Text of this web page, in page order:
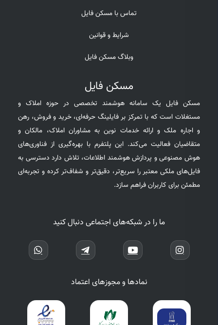
تماس با مسکن فایل
شرایط و قوانین
وبلاگ مسکن فایل
مسکن فایل
مسکن فایل یک سامانه هوشمند تخصصی در حوزه املاک و
مستغلات است که با تمرکز بر فایلینگ حرفه‌ای، خرید و فروش، رهن
و اجاره ملک و ارائه خدمات نوین به مشاوران املاک، مالکان و
متقاضیان فعالیت می‌کند. این پلتفرم با بهره‌گیری از فناوری‌های
هوش مصنوعی و پردازش هوشمند اطلاعات، تلاش دارد دسترسی به
فایل‌های ملکی معتبر را سریع‌تر، دقیق‌تر و شفاف‌تر کرده و تجربه‌ای
مطمئن برای کاربران فراهم سازد.
ما را در شبکه‌های اجتماعی دنبال کنید
نمادها و مجوزهای اعتماد